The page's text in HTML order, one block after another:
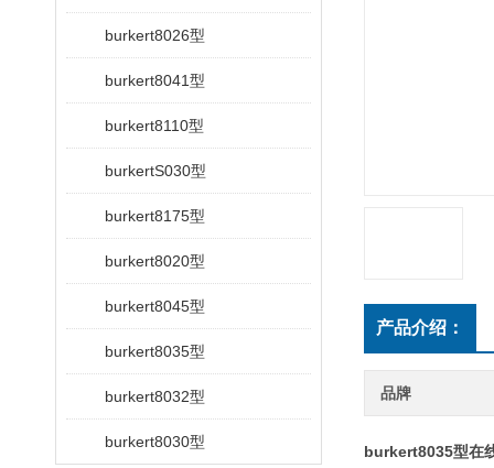
burkert8026型
burkert8041型
burkert8110型
burkertS030型
burkert8175型
burkert8020型
burkert8045型
burkert8035型
burkert8032型
burkert8030型
产品介绍：
品牌
burkert8035型在